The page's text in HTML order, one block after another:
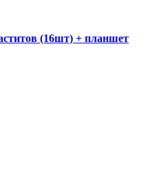
(16шт) + планшет